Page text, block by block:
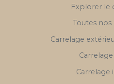
Explorer le
Toutes nos
Carrelage
Carrelage